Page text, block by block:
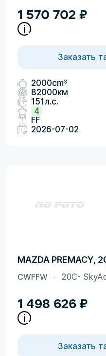
1 570 702 ₽
Заказать
2000cm3
82000км
151л.с.
4
FF
2026-07-02
MAZDA PREMACY,
CWFFW 20C-
1 498 626 ₽
Заказать